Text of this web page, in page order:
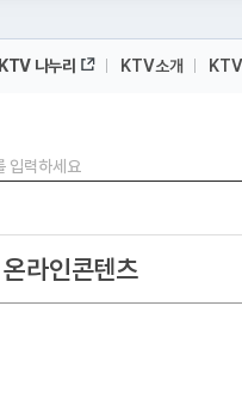
KTV 나누리 KTV소개
온라인콘텐츠